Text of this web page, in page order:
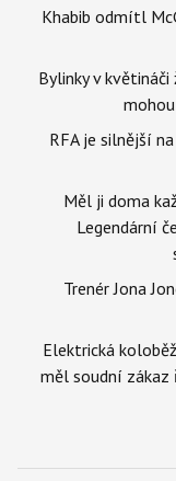
Khabib odmítl
Bylinky v
RFA je silnější
Měl ji doma
Legendární
Trenér Jona
Elektrická
měl soudní